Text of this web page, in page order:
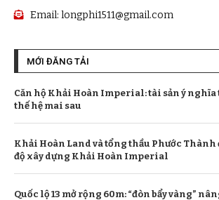
Email: longphi1511@gmail.com
MỚI ĐĂNG TẢI
Căn hộ Khải Hoàn Imperial: tài sản ý
thế hệ mai sau
Khải Hoàn Land và tổng thầu Phước
độ xây dựng Khải Hoàn Imperial
Quốc lộ 13 mở rộng 60m: “đòn bẩy vàng”